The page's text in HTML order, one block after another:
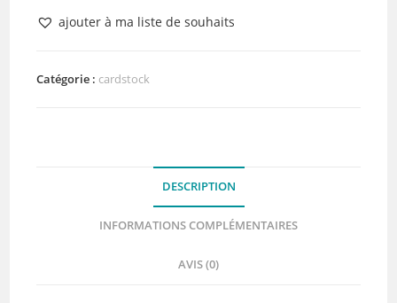
Cardstock
Bordeaux
ajouter à ma liste de souhaits
Catégorie : cardstock
DESCRIPTION
INFORMATIONS COMPLÉMENTAIRES
AVIS (0)